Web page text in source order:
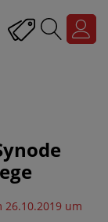
um